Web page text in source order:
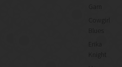
Cowgirl
Knight